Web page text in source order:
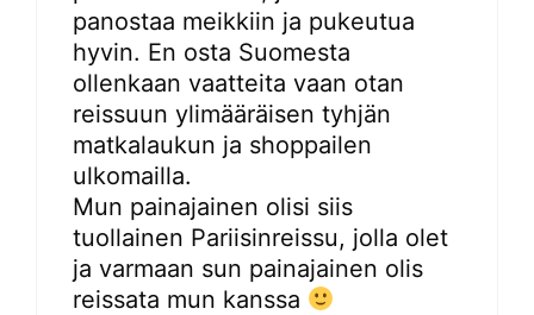
panostaa meikkiin ja pukeutua
hyvin. En osta Suomesta
ollenkaan vaatteita vaan otan
reissuun ylimääräisen tyhjän
matkalaukun ja shoppailen
ulkomailla.
Mun painajainen olisi siis
tuollainen Pariisinreissu, jolla olet
ja varmaan sun painajainen olis
reissata mun kanssa